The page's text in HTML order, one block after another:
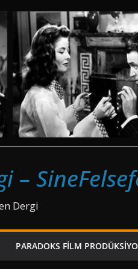
–
Dergi
PARADOKS FILM